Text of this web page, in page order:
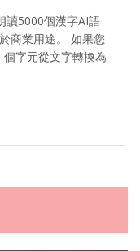
讀5000個漢字AI語
商業用途。 如果您
字元從文字轉換為